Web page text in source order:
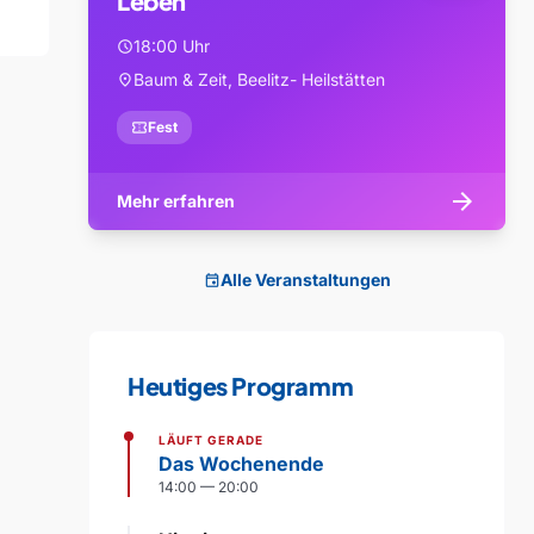
schedule18:00 Uhr
location_onBaum & Zeit, Beelitz- Heilstätten
confirmation_numberFest
Mehr erfahren arrow_forward
eventAlle Veranstaltungen
Heutiges Programm
LÄUFT GERADE
Das Wochenende
14:00 — 20:00